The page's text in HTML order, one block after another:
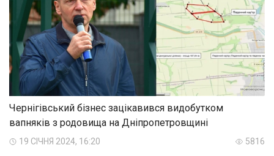
Чернігівський бізнес зацікавився видобутком
вапняків з родовища на Дніпропетровщині
19 СІЧНЯ 2024, 16:20 5816